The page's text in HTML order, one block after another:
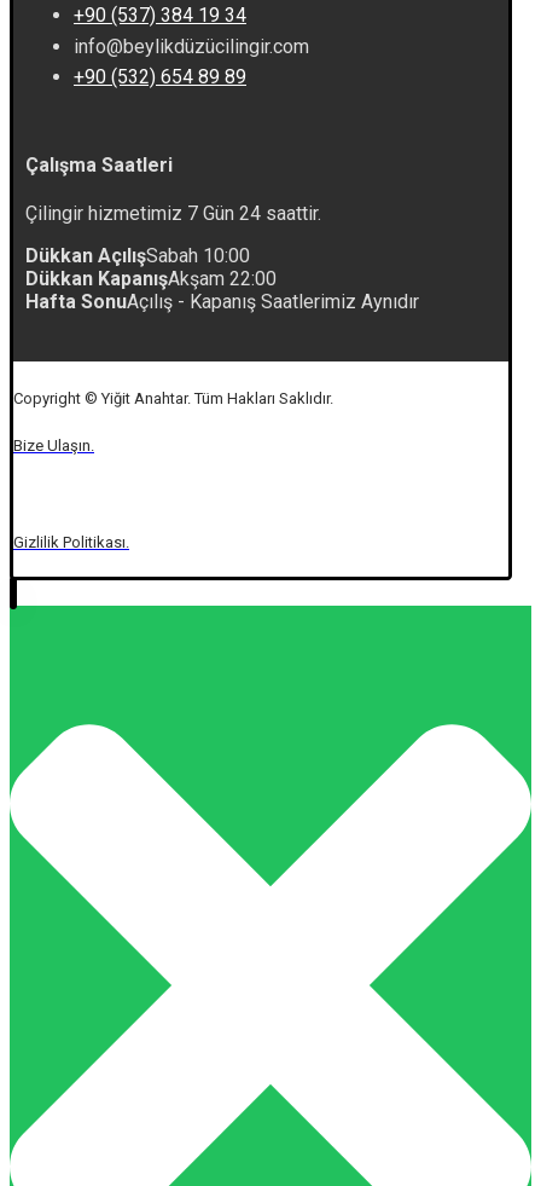
+90 (537) 384 19 34
info@beylikdüzücilingir.com
+90 (532) 654 89 89
Çalışma Saatleri
Çilingir hizmetimiz 7 Gün 24 saattir.
Dükkan AçılışSabah 10:00
Dükkan KapanışAkşam 22:00
Hafta SonuAçılış - Kapanış Saatlerimiz Aynıdır
Copyright © Yiğit Anahtar. Tüm Hakları Saklıdır.
Bize Ulaşın.
Gizlilik Politikası.